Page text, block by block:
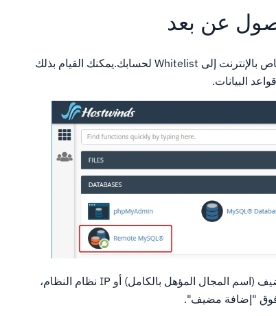
لاستخدام MySQL البعيد، ستحتاج إلى إضافة عنوان IP الخاص بالإنترنت إلى Whitelist لحسابك.يمكنك القيام بذلك
مرة واحدة في هذه الصفحة، سترغب في إدخال اسم المضيف (اسم المجال المؤهل بالكامل) أو IP نظام النظام،